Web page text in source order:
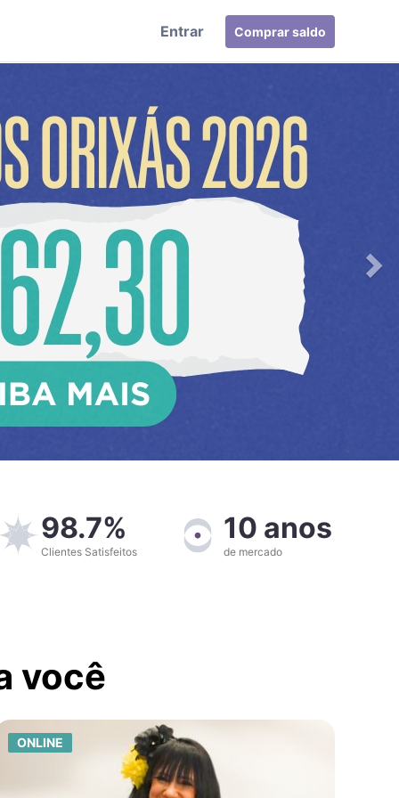
Entrar Comprar saldo
98.7%
Clientes Satisfeitos
10 anos
de mercado
você
ONLINE